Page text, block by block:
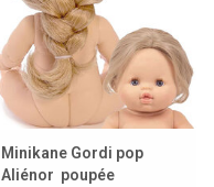
Minikane Gordi pop
Aliénor poupée